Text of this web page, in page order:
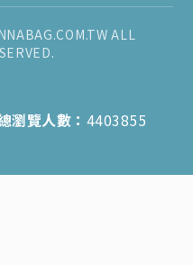
ALL
瀏覽人數： 4403855